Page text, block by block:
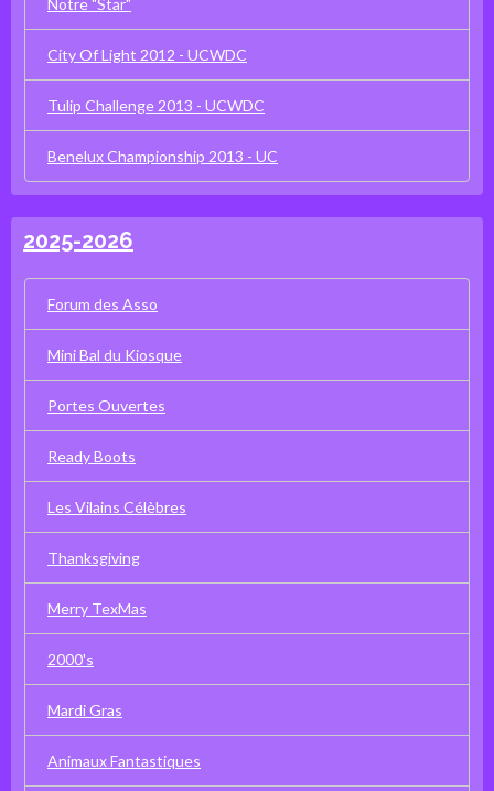
Notre "Star"
City Of Light 2012 - UCWDC
Tulip Challenge 2013 - UCWDC
Benelux Championship 2013 - UC
2025-2026
Forum des Asso
Mini Bal du Kiosque
Portes Ouvertes
Ready Boots
Les Vilains Célèbres
Thanksgiving
Merry TexMas
2000's
Mardi Gras
Animaux Fantastiques